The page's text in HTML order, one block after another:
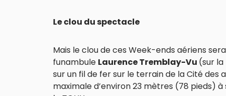
Le clou du spectacle
Mais le clou de ces Week-ends aériens
funambule Laurence Tremblay-Vu (sur la
sur un fil de fer sur le terrain de la Cité des
maximale d’environ 23 mètres (78 pieds)